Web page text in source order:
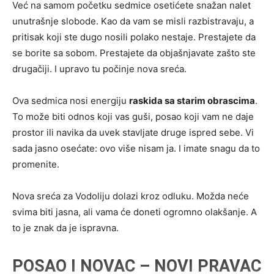
Već na samom početku sedmice osetićete snažan nalet
unutrašnje slobode. Kao da vam se misli razbistravaju, a
pritisak koji ste dugo nosili polako nestaje. Prestajete da
se borite sa sobom. Prestajete da objašnjavate zašto ste
drugačiji. I upravo tu počinje nova sreća.
Ova sedmica nosi energiju raskida sa starim obrascima.
To može biti odnos koji vas guši, posao koji vam ne daje
prostor ili navika da uvek stavljate druge ispred sebe. Vi
sada jasno osećate: ovo više nisam ja. I imate snagu da to
promenite.
Nova sreća za Vodoliju dolazi kroz odluku. Možda neće
svima biti jasna, ali vama će doneti ogromno olakšanje. A
to je znak da je ispravna.
POSAO I NOVAC – NOVI PRAVAC